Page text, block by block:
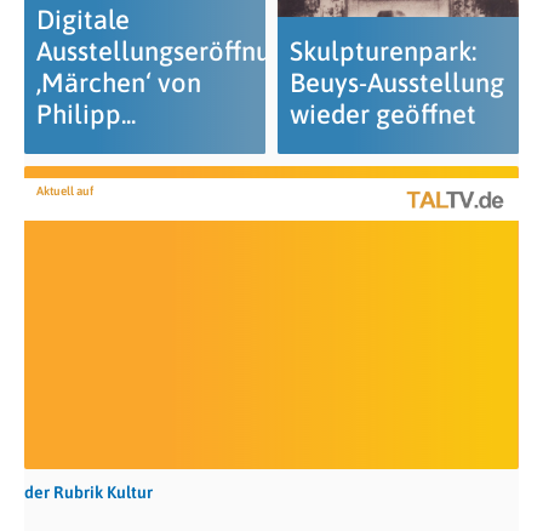
Digitale
Ausstellungseröffnung
‚Märchen‘ von
Philipp...
Skulpturenpark:
Beuys-Ausstellung
wieder geöffnet
Aktuell auf
der Rubrik Kultur